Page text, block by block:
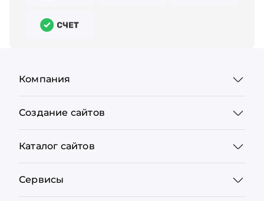
Компания
Создание сайтов
Каталог сайтов
Сервисы